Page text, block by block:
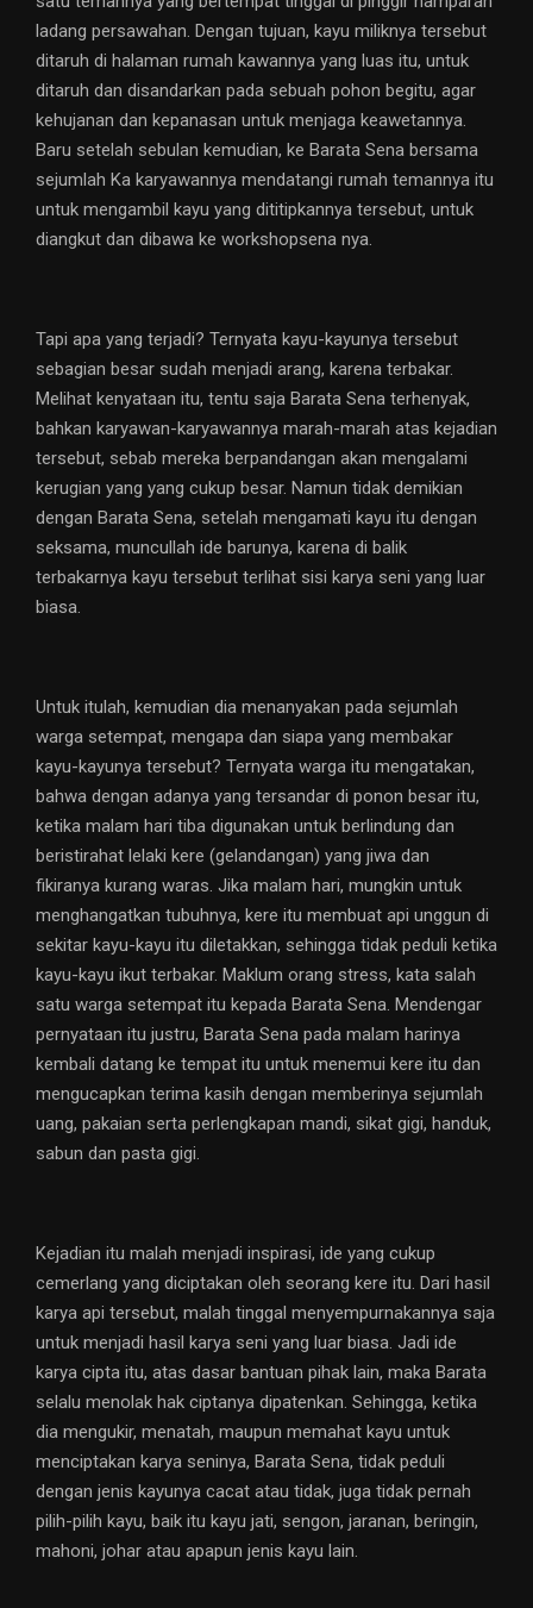
ladang persawahan. Dengan tujuan, kayu miliknya tersebut
ditaruh di halaman rumah kawannya yang luas itu, untuk
ditaruh dan disandarkan pada sebuah pohon begitu, agar
kehujanan dan kepanasan untuk menjaga keawetannya.
Baru setelah sebulan kemudian, ke Barata Sena bersama
sejumlah Ka karyawannya mendatangi rumah temannya itu
untuk mengambil kayu yang dititipkannya tersebut, untuk
diangkut dan dibawa ke workshopsena nya.
Tapi apa yang terjadi? Ternyata kayu-kayunya tersebut
sebagian besar sudah menjadi arang, karena terbakar.
Melihat kenyataan itu, tentu saja Barata Sena terhenyak,
bahkan karyawan-karyawannya marah-marah atas kejadian
tersebut, sebab mereka berpandangan akan mengalami
kerugian yang yang cukup besar. Namun tidak demikian
dengan Barata Sena, setelah mengamati kayu itu dengan
seksama, muncullah ide barunya, karena di balik
terbakarnya kayu tersebut terlihat sisi karya seni yang luar
biasa.
Untuk itulah, kemudian dia menanyakan pada sejumlah
warga setempat, mengapa dan siapa yang membakar
kayu-kayunya tersebut? Ternyata warga itu mengatakan,
bahwa dengan adanya yang tersandar di ponon besar itu,
ketika malam hari tiba digunakan untuk berlindung dan
beristirahat lelaki kere (gelandangan) yang jiwa dan
fikiranya kurang waras. Jika malam hari, mungkin untuk
menghangatkan tubuhnya, kere itu membuat api unggun di
sekitar kayu-kayu itu diletakkan, sehingga tidak peduli ketika
kayu-kayu ikut terbakar. Maklum orang stress, kata salah
satu warga setempat itu kepada Barata Sena. Mendengar
pernyataan itu justru, Barata Sena pada malam harinya
kembali datang ke tempat itu untuk menemui kere itu dan
mengucapkan terima kasih dengan memberinya sejumlah
uang, pakaian serta perlengkapan mandi, sikat gigi, handuk,
sabun dan pasta gigi.
Kejadian itu malah menjadi inspirasi, ide yang cukup
cemerlang yang diciptakan oleh seorang kere itu. Dari hasil
karya api tersebut, malah tinggal menyempurnakannya saja
untuk menjadi hasil karya seni yang luar biasa. Jadi ide
karya cipta itu, atas dasar bantuan pihak lain, maka Barata
selalu menolak hak ciptanya dipatenkan. Sehingga, ketika
dia mengukir, menatah, maupun memahat kayu untuk
menciptakan karya seninya, Barata Sena, tidak peduli
dengan jenis kayunya cacat atau tidak, juga tidak pernah
pilih-pilih kayu, baik itu kayu jati, sengon, jaranan, beringin,
mahoni, johar atau apapun jenis kayu lain.